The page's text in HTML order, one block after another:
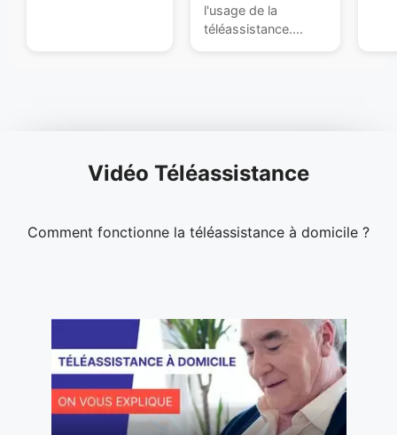
l'usage de la
téléassistance....
Vidéo Téléassistance
Comment fonctionne la téléassistance à domicile ?